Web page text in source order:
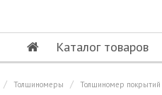
Каталог товаров
Толщиномеры Толщиномер покрытий